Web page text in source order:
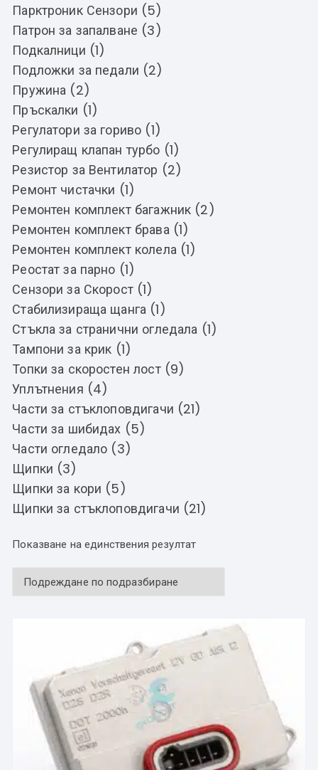
Парктроник Сензори (5)
Патрон за запалване (3)
Подкалници (1)
Подложки за педали (2)
Пружина (2)
Пръскалки (1)
Регулатори за гориво (1)
Регулиращ клапан турбо (1)
Резистор за Вентилатор (2)
Ремонт чистачки (1)
Ремонтен комплект багажник (2)
Ремонтен комплект брава (1)
Ремонтен комплект колела (1)
Реостат за парно (1)
Сензори за Скорост (1)
Стабилизираща щанга (1)
Стъкла за странични огледала (1)
Тампони за крик (1)
Топки за скоростен лост (9)
Уплътнения (4)
Части за стъклоповдигачи (21)
Части за шибидах (5)
Части огледало (3)
Щипки (3)
Щипки за кори (5)
Щипки за стъклоповдигачи (21)
Показване на единствения резултат